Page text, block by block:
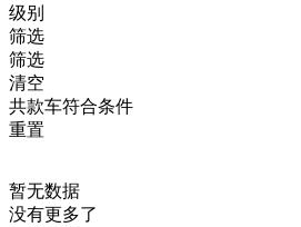
级别
筛选
筛选
清空
共款车符合条件
重置
暂无数据
没有更多了